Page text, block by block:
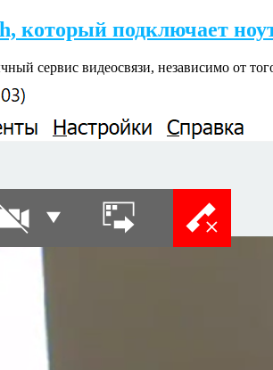
который подключает
сервис видеосвязи, независимо от